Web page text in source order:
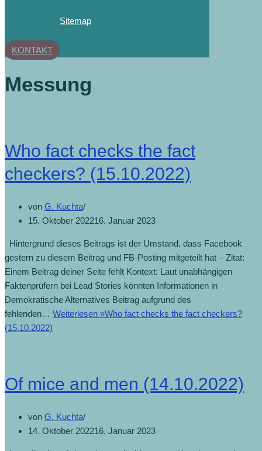
Sitemap
KONTAKT
Messung
Who fact checks the fact
checkers? (15.10.2022)
von G. Kuchta
15. Oktober 202216. Januar 2023
Hintergrund dieses Beitrags ist der Umstand, dass Facebook
gestern zu diesem Beitrag und FB-Posting mitgeteilt hat – Zitat:
Einem Beitrag deiner Seite fehlt Kontext: Laut unabhängigen
Faktenprüfern bei Lead Stories könnten Informationen in
Demokratische Alternatives Beitrag aufgrund des
fehlenden… Weiterlesen »Who fact checks the fact checkers?
(15.10.2022)
Of mice and men (14.10.2022)
von G. Kuchta
14. Oktober 202216. Januar 2023